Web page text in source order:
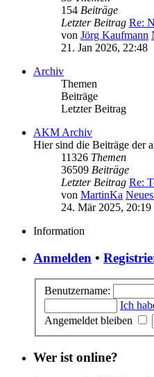
154 Beiträge
Letzter Beitrag Re:
von Jörg Kaufmann
21. Jan 2026, 22:48
Archiv
Themen
Beiträge
Letzter Beitrag
AKM Archiv
Hier sind die Beiträge der
11326 Themen
36509 Beiträge
Letzter Beitrag Re:
von MartinKa
24. Mär 2025, 20:19
Information
Anmelden •
Benutzername:
Ich
Angemeldet bleiben
Wer ist online?